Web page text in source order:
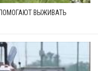
ВЫЖИВАТЬ